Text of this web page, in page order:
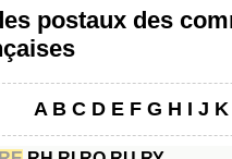
postaux des
A B C D E F G H I J K